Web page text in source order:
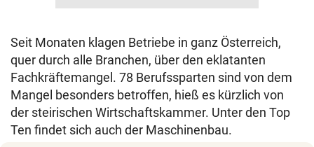
Seit Monaten klagen Betriebe in ganz Österreich,
quer durch alle Branchen, über den eklatanten
Fachkräftemangel. 78 Berufssparten sind von dem
Mangel besonders betroffen, hieß es kürzlich von
der steirischen Wirtschaftskammer. Unter den Top
Ten findet sich auch der Maschinenbau.